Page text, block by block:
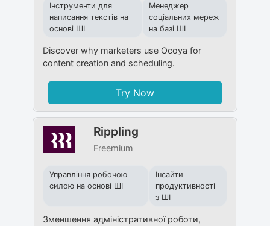
Інструменти для
написання текстів на
основі ШІ
Менеджер
соціальних мереж
на базі ШІ
Discover why marketers use Ocoya for
content creation and scheduling.
Try Now
Rippling
Freemium
Управління робочою
силою на основі ШІ
Інсайти
продуктивності
з ШІ
Зменшення адміністративної роботи,